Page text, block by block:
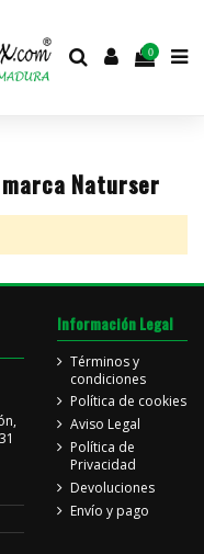
0
Naturser
Información Legal
Términos y
condiciones
Política de cookies
Aviso Legal
Política de
Privacidad
Devoluciones
Envío y pago